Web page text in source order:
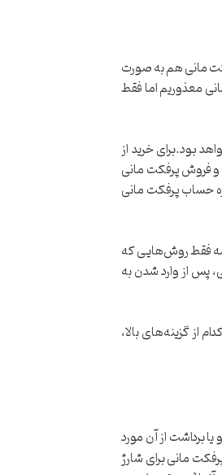
مانی هم به صورت
معذوریم اما فقط
دلار در ایران ۱۱ هزارتومان باشد، قیمت دلار پرفکت مانی هم حدود ۱۱ هزارتومان خواهد بود.برای خرید از
و فروش پرفکت مانی
حساب پرفکت مانی
فقط روش‌هایی که
پس از وارد شدن به
گزینه‌های بالا،
برداشت از آن مورد
مانی برای شارژ